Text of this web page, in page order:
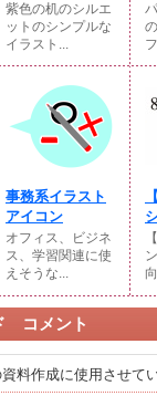
紫色の机のシルエ
ットのシンプルな
イラスト...
事務系イラスト
アイコン
オフィス、ビジネ
ス、学習関連に使
えそうな...
コメント
料作成に使用させて